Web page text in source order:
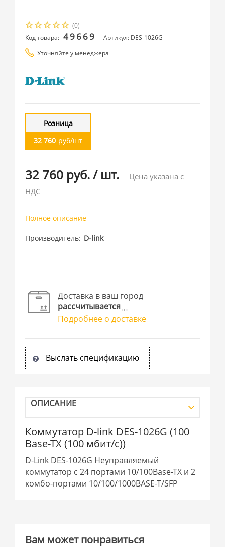
(0)
Код товара: 49669
Артикул: DES-1026G
Уточняйте у менеджера
Розница
32 760 руб/шт
32 760 руб./ шт.
Цена указана с
НДС
Полное описание
Производитель D-link
Доставка в ваш город
рассчитывается
Подробнее о доставке
Выслать спецификацию
ОПИСАНИЕ
Коммутатор D-link DES-1026G (100
Base-TX (100 мбит/с))
D-Link DES-1026G Неуправляемый
коммутатор с 24 портами 10/100Base-TХ и 2
комбо-портами 10/100/1000BASE-T/SFP
Вам может понравиться